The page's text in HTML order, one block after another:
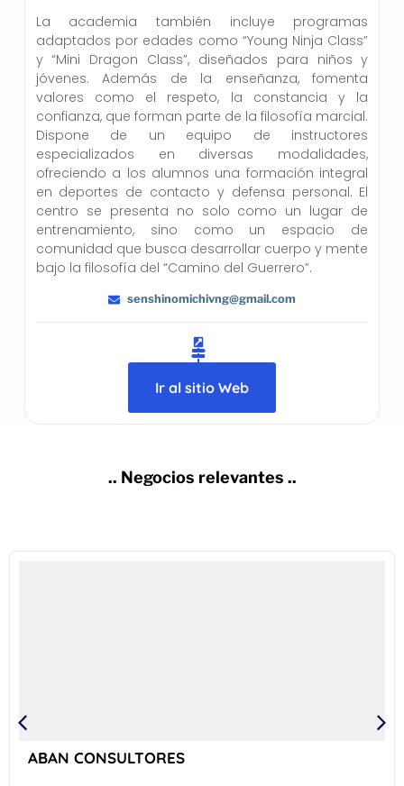
La academia también incluye programas
adaptados por edades como “Young Ninja Class”
y “Mini Dragon Class”, diseñados para niños y
jóvenes. Además de la enseñanza, fomenta
valores como el respeto, la constancia y la
confianza, que forman parte de la filosofía marcial.
Dispone de un equipo de instructores
especializados en diversas modalidades,
ofreciendo a los alumnos una formación integral
en deportes de contacto y defensa personal. El
centro se presenta no solo como un lugar de
entrenamiento, sino como un espacio de
comunidad que busca desarrollar cuerpo y mente
bajo la filosofía del “Camino del Guerrero”.
senshinomichivng@gmail.com
Ir al sitio Web
.. Negocios relevantes ..
ABAN CONSULTORES